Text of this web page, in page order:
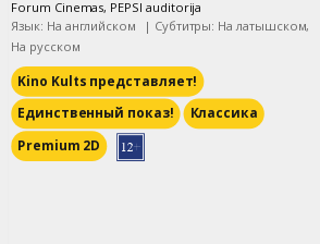
Forum Cinemas, PEPSI auditorija
Язык: На английском
| Субтитры: На латышском,
На русском
Kino Kults представляет!
Единственный показ!
Классика
Premium 2D